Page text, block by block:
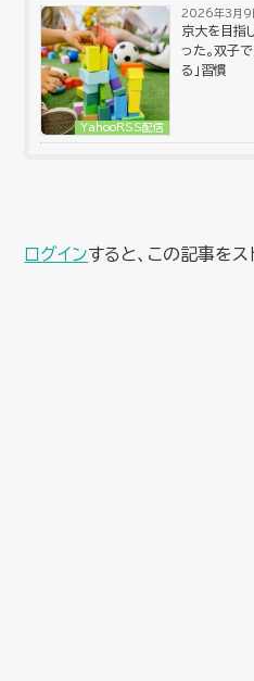
YahooRSS配信
2026年3月9
京大を目指
った。双子
る」習慣
ログインすると、この記事をス